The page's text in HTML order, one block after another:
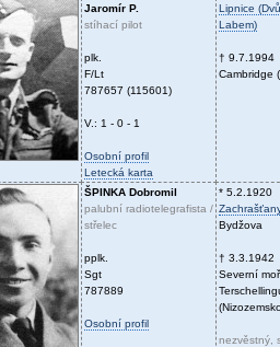
Jaromír P.
stíhací pilot
plk.
F/Lt
787657 (115601)
V.: 1 - 0 - 1
Osobní profil
Letecká karta
Lipnice
Labem)
† 9.7.1994
Cambridge
ŠPINKA Dobromil
palubní radiotelegrafista /
střelec
pplk.
Sgt
787889
Osobní profil
* 5.2.1920
Bydžova
† 3.3.1942
Severní
nezvěstný,